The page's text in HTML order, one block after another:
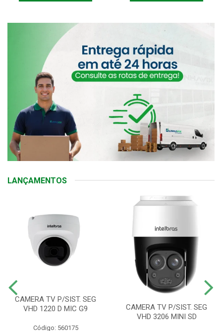
LANÇAMENTOS
CAMERA TV P/SIST. SEG
VHD 1220 D MIC G9
Código: 560175
CAMERA TV P/SIST. SEG
VHD 3206 MINI SD